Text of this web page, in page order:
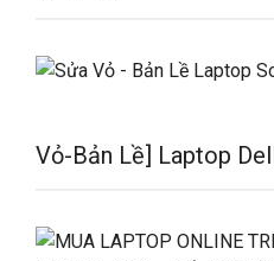
Vỏ-Bản Lề] Laptop